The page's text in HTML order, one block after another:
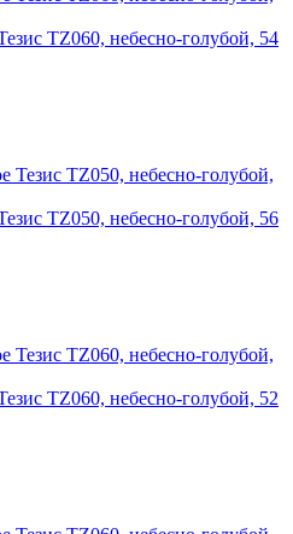
TZ060, небесно-голубой, 54
TZ050, небесно-голубой, 56
TZ060, небесно-голубой, 52